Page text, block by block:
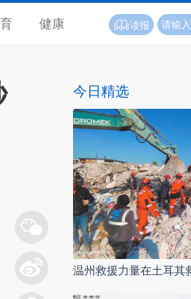
健康 读报
今日精选
温州救援力量在土耳其